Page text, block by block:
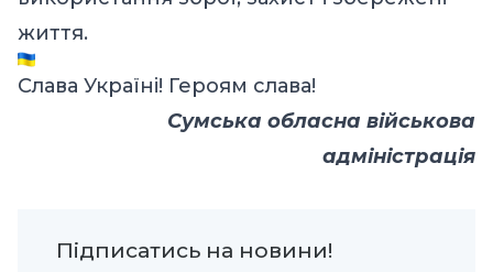
життя.
Слава Україні! Героям слава!
Сумська обласна військова
адміністрація
Підписатись на новини!